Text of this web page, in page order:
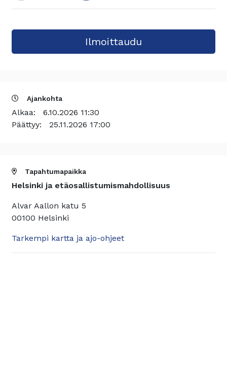
Ajankohta
Alkaa: 6.10.2026 11:30
Päättyy: 25.11.2026 17:00
Tapahtumapaikka
Helsinki ja etäosallistumismahdollisuus
Alvar Aallon katu 5
00100 Helsinki
Tarkempi kartta ja ajo-ohjeet